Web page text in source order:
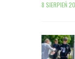
8 SIERPIEŃ